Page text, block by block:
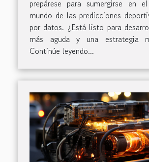
prepárese para sumergirse en
mundo de las predicciones
por datos. ¿Está listo para
más aguda y una estrategia
Continúe leyendo...